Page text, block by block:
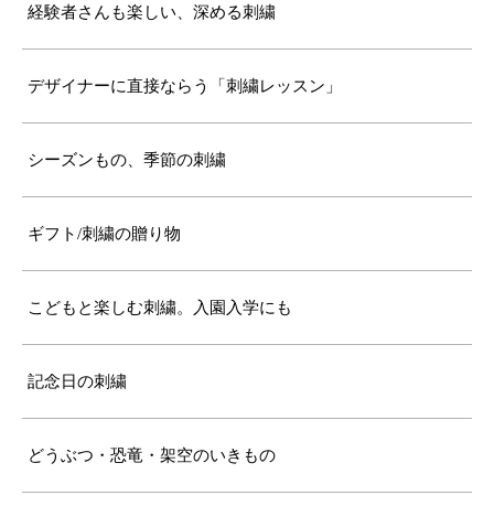
経験者さんも楽しい、深める刺繍
デザイナーに直接ならう「刺繍レッスン」
シーズンもの、季節の刺繍
ギフト/刺繍の贈り物
こどもと楽しむ刺繍。入園入学にも
記念日の刺繍
どうぶつ・恐竜・架空のいきもの